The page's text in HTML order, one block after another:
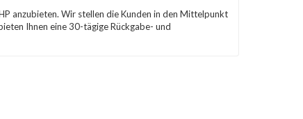
anzubieten. Wir stellen die Kunden in den Mittelpunkt
Ihnen eine 30-tägige Rückgabe- und